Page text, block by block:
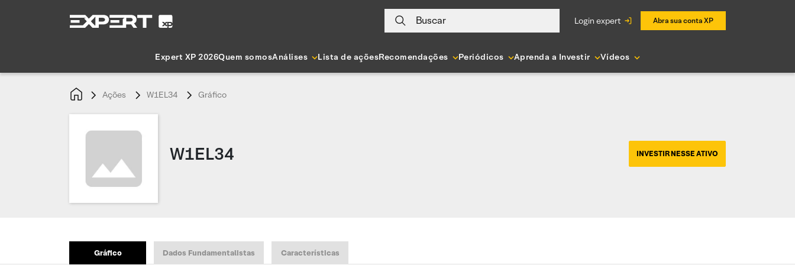
Buscar login expert Abra sua conta XP
Expert XP 2026Quem somosAnálises Lista de açõesRecomendações Periódicos Aprenda a Investir Vídeos
Ações W1EL34 Gráfico
W1EL34 INVESTIR NESSE ATIVO
Gráfico Dados Fundamentalistas Características